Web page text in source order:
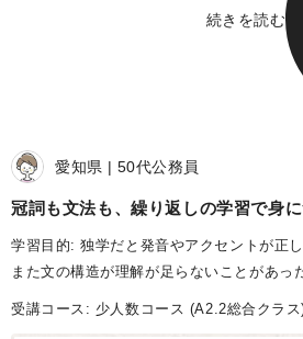
続きを読む
愛知県 50代公務員
冠詞も文法も、繰り返しの学習で身
学習目的: 独学だと発音やアクセントが正
また文の構造が理解が足らないことがあっ
受講コース: 少人数コース (A2.2総合クラス